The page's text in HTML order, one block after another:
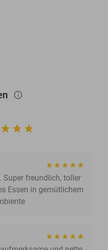
info_outlined
Super freundlich, toller
Essen in gemütlichem